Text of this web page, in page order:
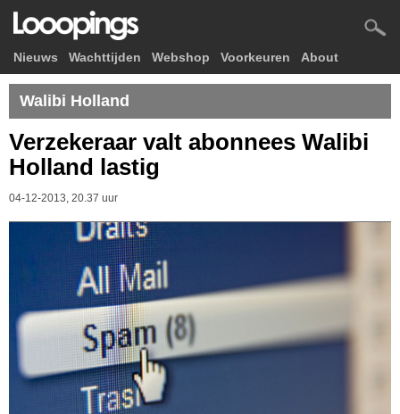
Nieuws Wachttijden Webshop Voorkeuren About
Walibi Holland
Verzekeraar valt abonnees Walibi
Holland lastig
04-12-2013, 20.37 uur